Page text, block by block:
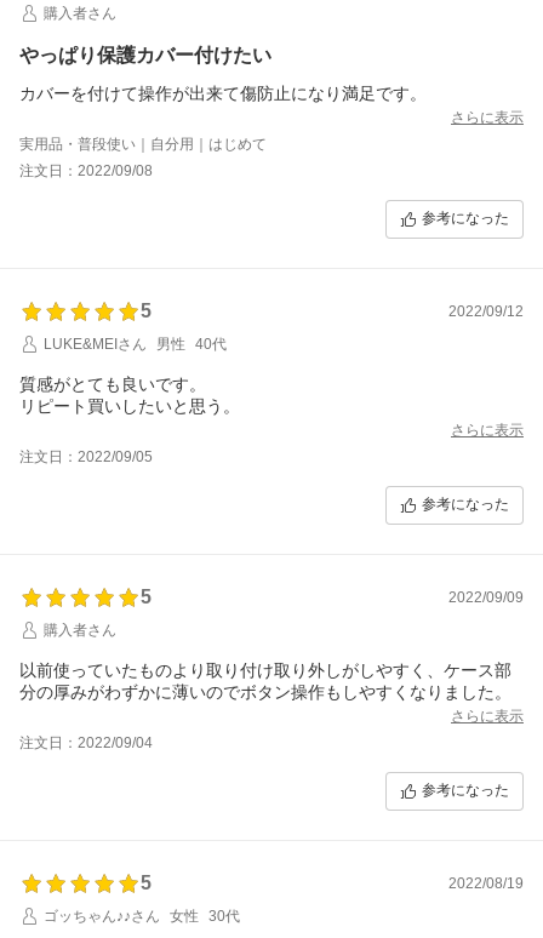
購入者さん
やっぱり保護カバー付けたい
カバーを付けて操作が出来て傷防止になり満足です。
さらに表示
実用品・普段使い｜自分用｜はじめて
注文日：2022/09/08
参考になった
5
2022/09/12
LUKE&MEIさん
男性 40代
質感がとても良いです。
リピート買いしたいと思う。
さらに表示
注文日：2022/09/05
参考になった
5
2022/09/09
購入者さん
以前使っていたものより取り付け取り外しがしやすく、ケース部
分の厚みがわずかに薄いのでボタン操作もしやすくなりました。
さらに表示
注文日：2022/09/04
参考になった
5
2022/08/19
ゴッちゃん♪♪さん
女性 30代